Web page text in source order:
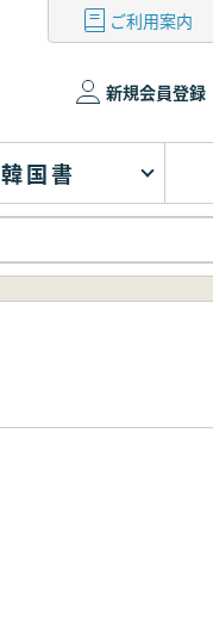
ご利用案内
新規会員登録
韓国書